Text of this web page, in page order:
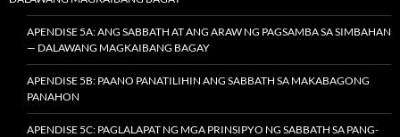
APENDISE 5A: ANG SABBATH AT ANG ARAW NG PAGSAMBA SA SIMBAHAN
— DALAWANG MAGKAIBANG BAGAY
APENDISE 5B: PAANO PANATILIHIN ANG SABBATH SA MAKABAGONG
PANAHON
APENDISE 5C: PAGLALAPAT NG MGA PRINSIPYO NG SABBATH SA PANG-